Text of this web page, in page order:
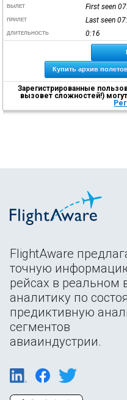
ВЫЛЕТ First seen
ПРИЛЕТ Last seen
ДЛИТЕЛЬНОСТЬ 0:16
Купить архив
Зарегистрированные
вызовет сложностей!)
FlightAware
точную
рейсах в реальном
аналитику по
предиктивную
сегментов
авиаиндустрии.